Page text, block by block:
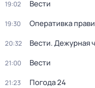
19:02 Вести
19:30 Оперативка
20:32 Вести. Дежурная
21:00 Вести
21:23 Погода 24